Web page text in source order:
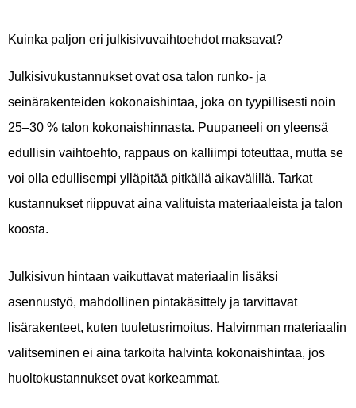
Kuinka paljon eri julkisivuvaihtoehdot maksavat?
Julkisivukustannukset ovat osa talon runko- ja
seinärakenteiden kokonaishintaa, joka on tyypillisesti noin
25–30 % talon kokonaishinnasta. Puupaneeli on yleensä
edullisin vaihtoehto, rappaus on kalliimpi toteuttaa, mutta se
voi olla edullisempi ylläpitää pitkällä aikavälillä. Tarkat
kustannukset riippuvat aina valituista materiaaleista ja talon
koosta.
Julkisivun hintaan vaikuttavat materiaalin lisäksi
asennustyö, mahdollinen pintakäsittely ja tarvittavat
lisärakenteet, kuten tuuletusrimoitus. Halvimman materiaalin
valitseminen ei aina tarkoita halvinta kokonaishintaa, jos
huoltokustannukset ovat korkeammat.